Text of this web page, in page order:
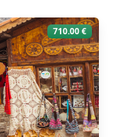
710.00 €